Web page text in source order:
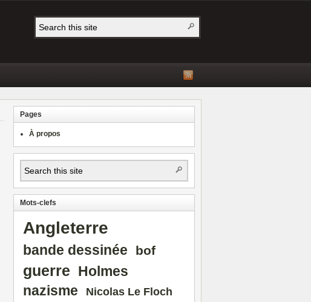
Pages
À propos
Mots-clefs
Angleterre
bande dessinée bof
guerre Holmes
nazisme
Nicolas Le Floch